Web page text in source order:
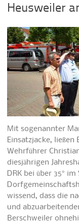
Heusweiler
Mit sogenannter
Einsatzjacke, ließen
Wehrführer
diesjährigen
DRK bei über 35°
wissend, dass die
und
Berschweiler